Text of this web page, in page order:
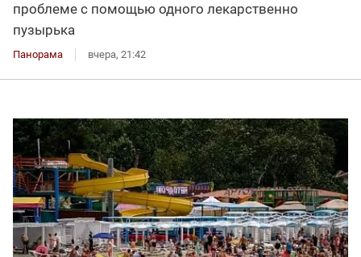
проблеме с помощью одного лекарственно
пузырька
Панорама вчера, 21:42